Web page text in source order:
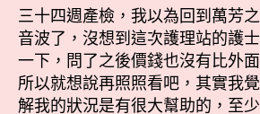
三十四週產檢，我以為回到萬芳
音波了，沒想到這次護理站的護
一下，問了之後價錢也沒有比外
所以就想說再照照看吧，其實我
解我的狀況是有很大幫助的，至